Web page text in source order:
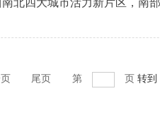
北四大城市活力新片区，南
尾页 第 页 转到